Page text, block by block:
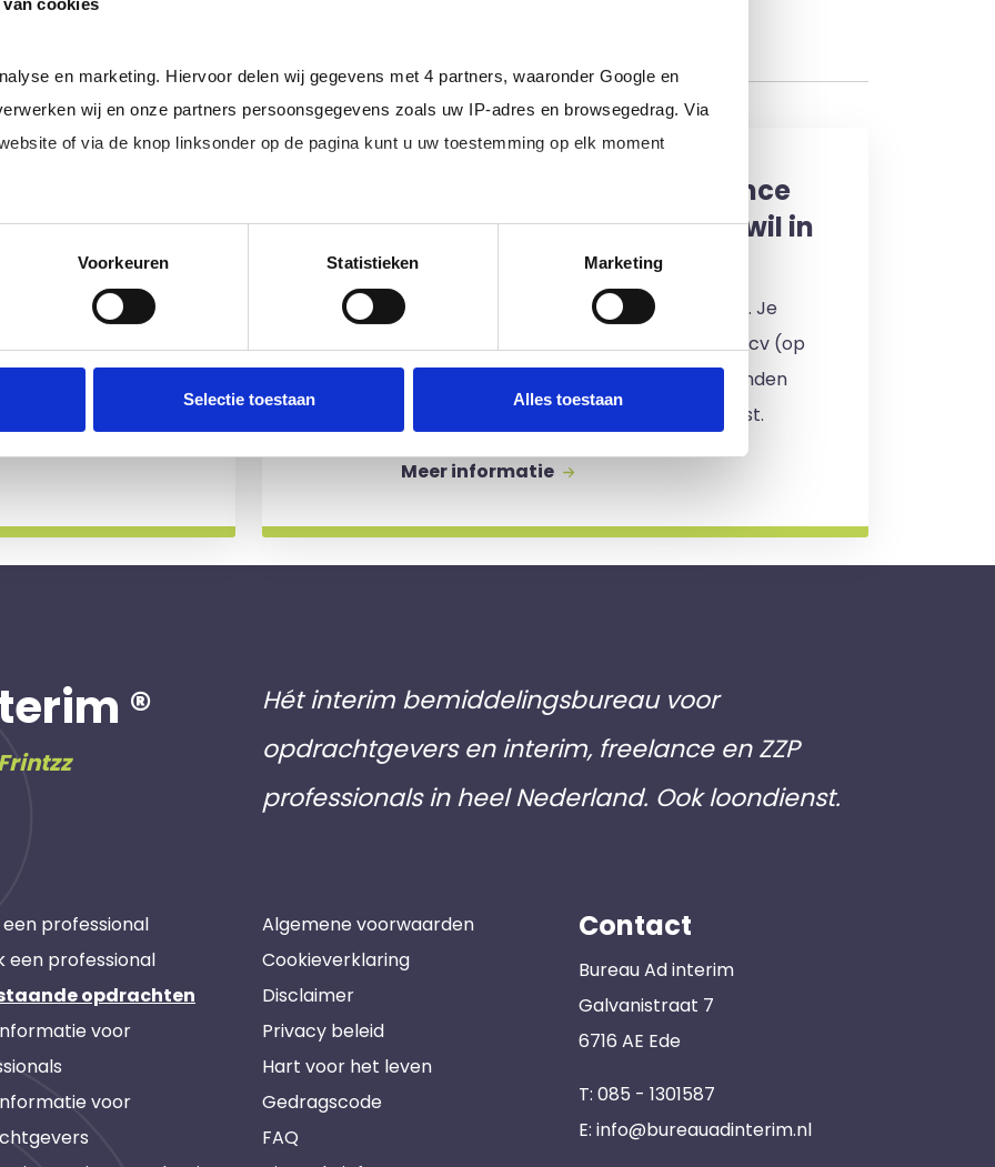
cookies
en marketing. Hiervoor delen wij gegevens met 4 partners, waaronder Google en
wij en onze partners persoonsgegevens zoals uw IP-adres en browsegedrag. Via
of via de knop linksonder op de pagina kunt u uw toestemming op elk moment
Voorkeuren Statistieken Marketing
Selectie toestaan Alles toestaan
in loondienst uit uw regio.
freelance
(of iemand
juiste kandidaten
No match? No pay!
als een
gaat.
Ik ben een interim, freelance
of ZZP professional (of ik wil in
loondienst)
Je schrijft je in door jouw cv te uploaden. Je
krijgt binnen 24 uur een reactie op jouw cv (op
werkdagen). Er zijn
verbonden
aan inschrijving en je zit nergens aan vast.
Meer informatie
®
Hét interim bemiddelingsbureau voor
opdrachtgevers en interim, freelance en ZZP
professionals in heel Nederland. Ook loondienst.
professional
een professional
opdrachten
voor
voor
Algemene voorwaarden
Cookieverklaring
Disclaimer
Privacy beleid
Hart voor het leven
Gedragscode
FAQ
Contact
Bureau Ad interim
Galvanistraat 7
6716 AE Ede
T: 085 - 1301587
E: info@bureauadinterim.nl